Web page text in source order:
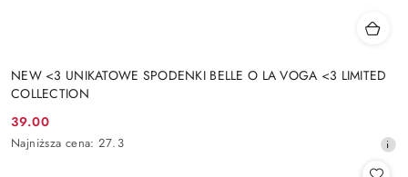
NEW <3 UNIKATOWE SPODENKI BELLE O LA VOGA <3 LIMITED
COLLECTION
Cena
promocyjna:
39.00
Najniższa
Najniższa cena: 27.3